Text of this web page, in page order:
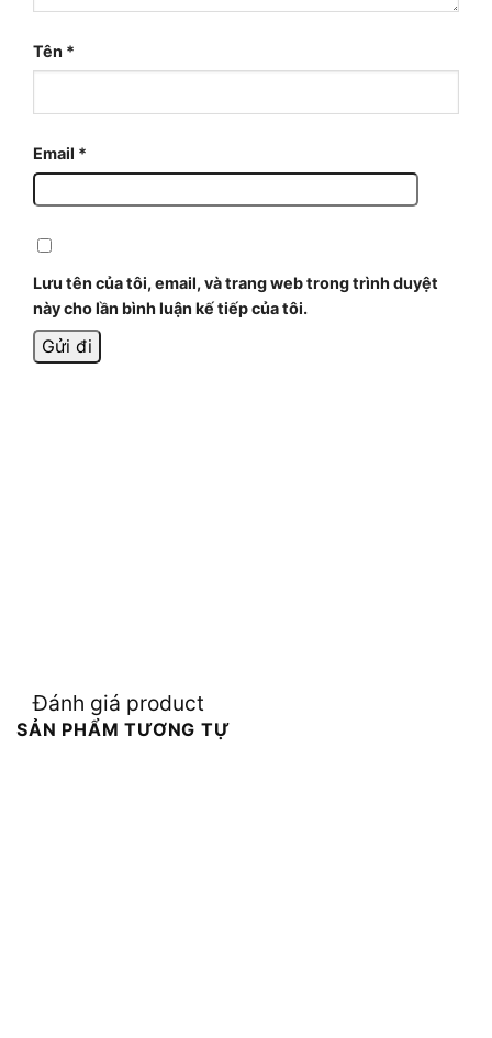
Tên *
Email *
Lưu tên của tôi, email, và trang web trong trình duyệt
này cho lần bình luận kế tiếp của tôi.
Đánh giá product
SẢN PHẨM TƯƠNG TỰ